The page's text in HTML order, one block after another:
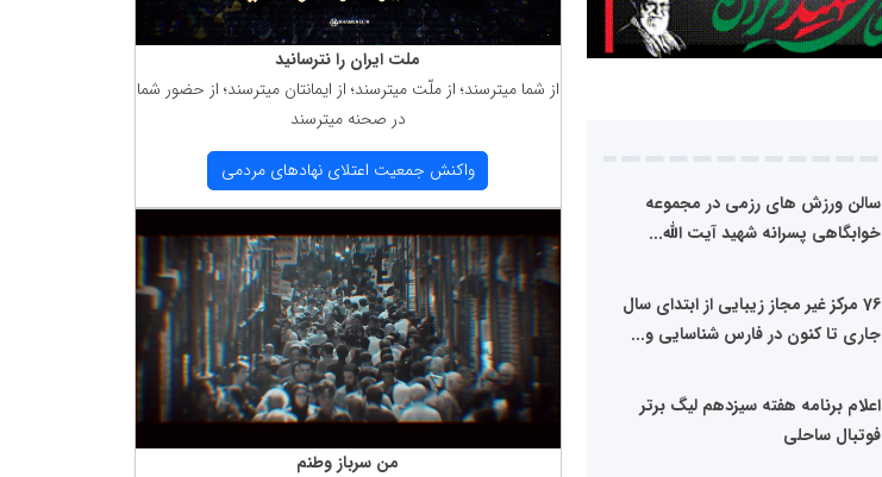
سالن ورزش های رزمی در مجموعه
خوابگاهی پسرانه شهید آیت الله...
76 مرکز غیر مجاز زیبایی از ابتدای سال
جاری تا کنون در فارس شناسایی و...
اعلام برنامه هفته سیزدهم لیگ برتر
فوتبال ساحلی
ملت ایران را نترسانید
از شما میترسند؛ از ملّت میترسند؛ از ایمانتان میترسند؛ از حضور شما
در صحنه میترسند
واكنش جمعیت اعتلای نهادهای مردمی
من سرباز وطنم